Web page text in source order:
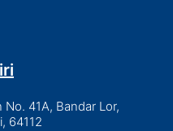
41A, Bandar Lor,
64112